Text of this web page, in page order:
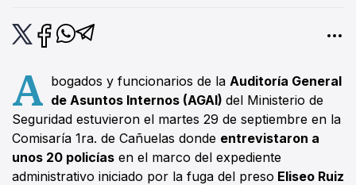
A bogados y funcionarios de la Auditoría General
de Asuntos Internos (AGAI)del Ministerio de
Seguridad estuvieron el martes 29 de septiembre en la
Comisaría 1ra. de Cañuelas donde entrevistaron a
unos 20 policías en el marco del expediente
administrativo iniciado por la fuga del preso Eliseo Ruiz